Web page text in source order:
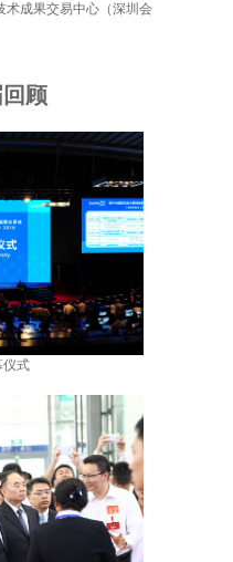
术成果交易中心（深圳会
顾
仪式